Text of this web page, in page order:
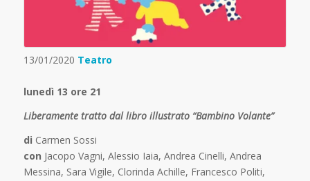
13/01/2020 Teatro
lunedì 13 ore 21
Liberamente tratto dal libro illustrato “Bambino Volante”
di Carmen Sossi
con Jacopo Vagni, Alessio Iaia, Andrea Cinelli, Andrea
Messina, Sara Vigile, Clorinda Achille, Francesco Politi,